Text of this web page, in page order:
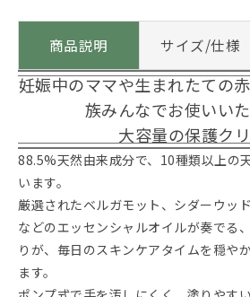
商品説明 サイズ/仕様
妊娠中のママや生まれたての
族みんなでお使いい
大容量の保護ク
88.5%天然由来成分で、10種類以上の
います。
厳選されたベルガモット、シダーウッ
などのエッセンシャルオイルが奏でる
りが、毎日のスキンケアタイムを穏や
ます。